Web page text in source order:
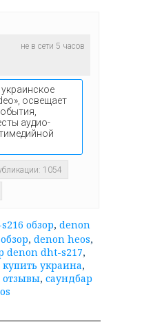
не в сети 5 часов
освещает
аудио-
1054
обзор, denon
, denon heos,
denon dht-s217,
украина,
отзывы, саундбар